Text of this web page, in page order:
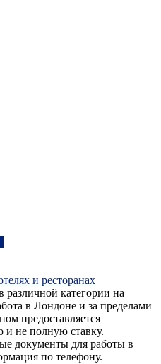
и ресторанах
различной категории на
в Лондоне и за пределами
предоставляется
и не полную ставку.
документы для работы в
по телефону.